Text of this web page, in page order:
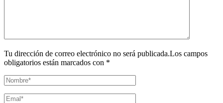
Tu dirección de correo electrónico no será publicada.Los campos
obligatorios están marcados con *